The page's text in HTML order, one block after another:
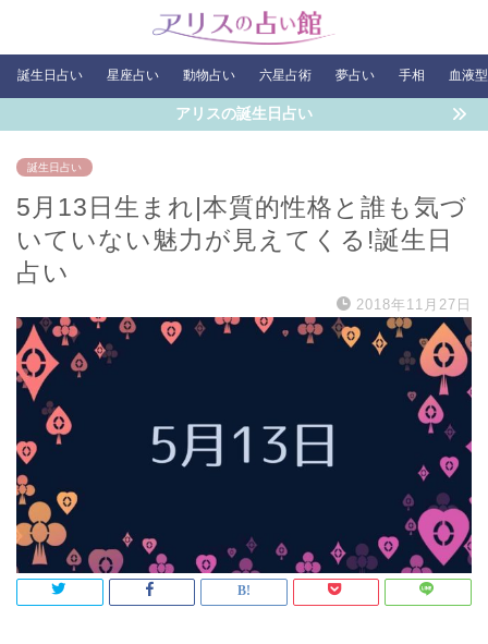
誕生日占い 星座占い 動物占い 六星占術 夢占い 手相 血液
アリスの誕生日占い
誕生日占い
5月13日生まれ|本質的性格と誰も気づ
いていない魅力が見えてくる!誕生日
占い
2018年11月27日